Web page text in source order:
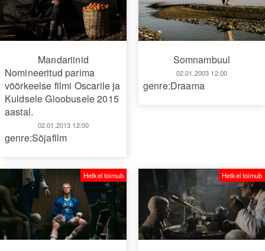
Mandariinid
Nomineeritud parima
võõrkeelse filmi Oscarile ja
Kuldsele Gloobusele 2015
aastal.
02.01.2013 12:00
genre:Sõjafilm
Somnambuul
02.01.2003 12:00
genre:Draama
Hetkel toimub Hetkel toimub